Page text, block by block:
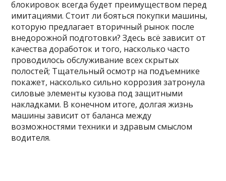
блокировок всегда будет преимуществом перед
имитациями. Стоит ли бояться покупки машины,
которую предлагает вторичный рынок после
внедорожной подготовки? Здесь всё зависит от
качества доработок и того, насколько часто
проводилось обслуживание всех скрытых
полостей; Тщательный осмотр на подъемнике
покажет, насколько сильно коррозия затронула
силовые элементы кузова под защитными
накладками. В конечном итоге, долгая жизнь
машины зависит от баланса между
возможностями техники и здравым смыслом
водителя.